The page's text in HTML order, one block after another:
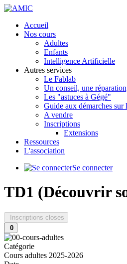
Accueil
Nos cours
Adultes
Enfants
Intelligence Artificielle
Autres services
Le Fablab
Un conseil, une
Les "astuces à Gégé"
Guide aux démarches sur
A vendre
Inscriptions
Extensions
Ressources
L'association
Se connecter
TD1 (Découvrir
Inscriptions closes
0
Catégorie
Cours adultes 2025-2026
précédente
précédent
suivante
suivant